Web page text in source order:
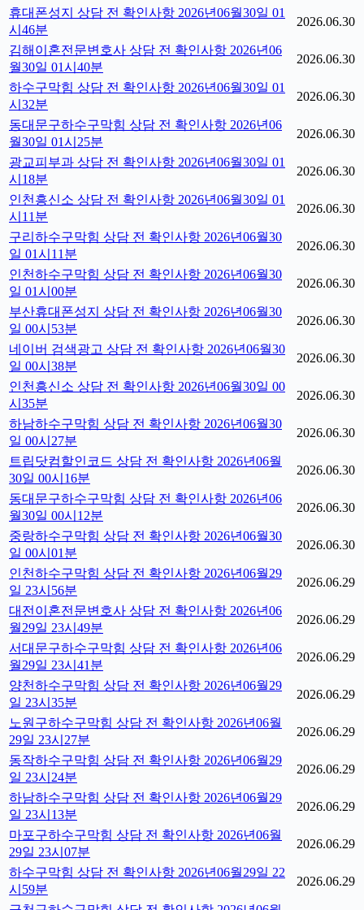
휴대폰성지 상담 전 확인사항 2026년06월30일 01
시46분
2026.06.30
김해이혼전문변호사 상담 전 확인사항 2026년06
월30일 01시40분
2026.06.30
하수구막힘 상담 전 확인사항 2026년06월30일 01
시32분
2026.06.30
동대문구하수구막힘 상담 전 확인사항 2026년06
월30일 01시25분
2026.06.30
광교피부과 상담 전 확인사항 2026년06월30일 01
시18분
2026.06.30
인천흥신소 상담 전 확인사항 2026년06월30일 01
시11분
2026.06.30
구리하수구막힘 상담 전 확인사항 2026년06월30
일 01시11분
2026.06.30
인천하수구막힘 상담 전 확인사항 2026년06월30
일 01시00분
2026.06.30
부산휴대폰성지 상담 전 확인사항 2026년06월30
일 00시53분
2026.06.30
네이버 검색광고 상담 전 확인사항 2026년06월30
일 00시38분
2026.06.30
인천흥신소 상담 전 확인사항 2026년06월30일 00
시35분
2026.06.30
하남하수구막힘 상담 전 확인사항 2026년06월30
일 00시27분
2026.06.30
트립닷컴할인코드 상담 전 확인사항 2026년06월
30일 00시16분
2026.06.30
동대문구하수구막힘 상담 전 확인사항 2026년06
월30일 00시12분
2026.06.30
중랑하수구막힘 상담 전 확인사항 2026년06월30
일 00시01분
2026.06.30
인천하수구막힘 상담 전 확인사항 2026년06월29
일 23시56분
2026.06.29
대전이혼전문변호사 상담 전 확인사항 2026년06
월29일 23시49분
2026.06.29
서대문구하수구막힘 상담 전 확인사항 2026년06
월29일 23시41분
2026.06.29
양천하수구막힘 상담 전 확인사항 2026년06월29
일 23시35분
2026.06.29
노원구하수구막힘 상담 전 확인사항 2026년06월
29일 23시27분
2026.06.29
동작하수구막힘 상담 전 확인사항 2026년06월29
일 23시24분
2026.06.29
하남하수구막힘 상담 전 확인사항 2026년06월29
일 23시13분
2026.06.29
마포구하수구막힘 상담 전 확인사항 2026년06월
29일 23시07분
2026.06.29
하수구막힘 상담 전 확인사항 2026년06월29일 22
시59분
2026.06.29